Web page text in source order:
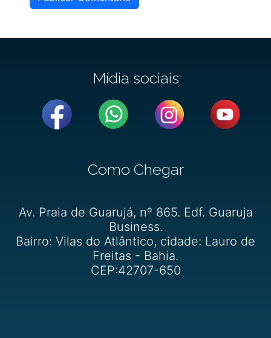
Mídia sociais
Como Chegar
Av. Praia de Guarujá, nº 865. Edf. Guaruja
Business.
Bairro: Vilas do Atlântico, cidade: Lauro de
Freitas - Bahia.
CEP:42707-650